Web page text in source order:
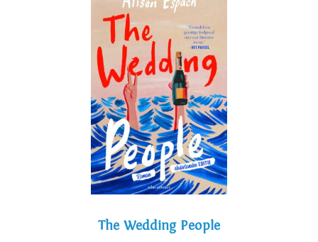
The Wedding People